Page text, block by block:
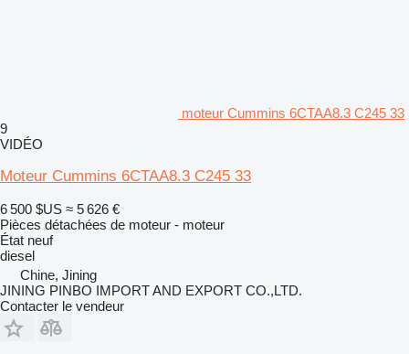
moteur Cummins 6CTAA8.3 C245 33
9
VIDÉO
Moteur Cummins 6CTAA8.3 C245 33
6 500 $US ≈ 5 626 €
Pièces détachées de moteur - moteur
État neuf
diesel
Chine, Jining
JINING PINBO IMPORT AND EXPORT CO.,LTD.
Contacter le vendeur